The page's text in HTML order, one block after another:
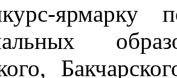
ярмарку